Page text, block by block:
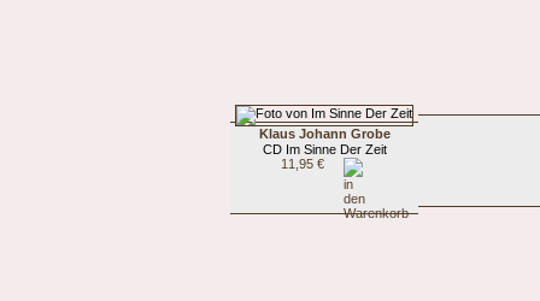
Klaus Johann Grobe
CD Im Sinne Der Zeit
11,95 €